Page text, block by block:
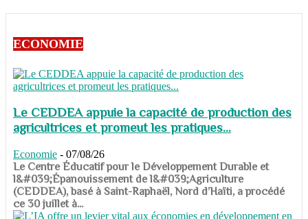
ECONOMIE
Le CEDDEA appuie la capacité de production des
agricultrices et promeut les pratiques...
Economie - 07/08/26
​​​​​​​Le Centre Éducatif pour le Développement Durable et
l&#039;Épanouissement de l&#039;Agriculture
(CEDDEA), basé à Saint-Raphaël, Nord d’Haïti, a procédé
ce 30 juillet à...